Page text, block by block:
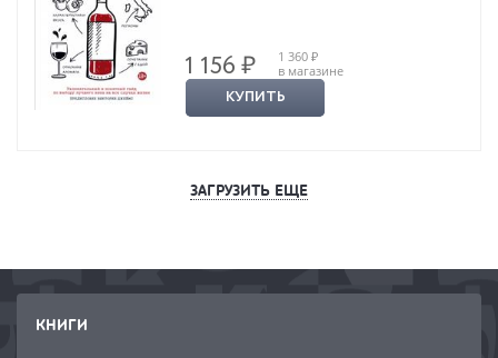
1 156 ₽
1 360 ₽
в магазине
КУПИТЬ
ЗАГРУЗИТЬ ЕЩЕ
КНИГИ